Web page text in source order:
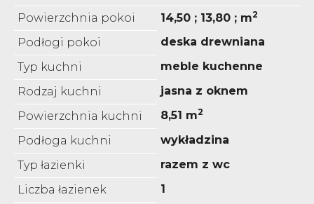
Powierzchnia pokoi 14,50 ; 13,80 ; m2
Podłogi pokoi
deska drewniana
Typ kuchni
meble kuchenne
Rodzaj kuchni
jasna z oknem
Powierzchnia kuchni
8,51 m2
Podłoga kuchni
wykładzina
Typ łazienki
razem z wc
Liczba łazienek
1